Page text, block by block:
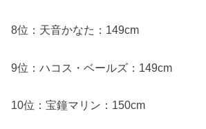
8位：天音かなた：149cm
9位：ハコス・ベールズ：149cm
10位：宝鐘マリン：150cm